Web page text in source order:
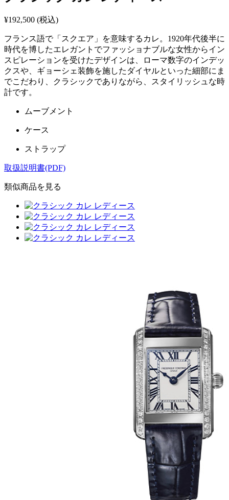
¥192,500 (税込)
フランス語で「スクエア」を意味するカレ。1920年代後半に
時代を博したエレガントでファッショナブルな女性からイン
スピレーションを受けたデザインは、ローマ数字のインデッ
クスや、ギョーシェ装飾を施したダイヤルといった細部にま
でこだわり、クラシックでありながら、スタイリッシュな時
計です。
ムーブメント
ケース
ストラップ
取扱説明書(PDF)
類似商品を見る